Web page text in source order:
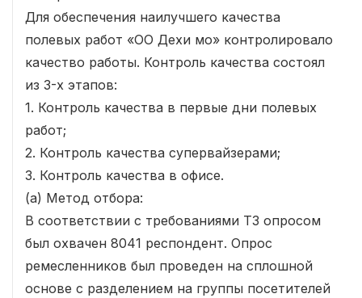
Для обеспечения наилучшего качества
полевых работ «ОО Дехи мо» контролировало
качество работы. Контроль качества состоял
из 3-х этапов:
1. Контроль качества в первые дни полевых
работ;
2. Контроль качества супервайзерами;
3. Контроль качества в офисе.
(а) Метод отбора:
В соответствии с требованиями ТЗ опросом
был охвачен 8041 респондент. Опрос
ремесленников был проведен на сплошной
основе с разделением на группы посетителей